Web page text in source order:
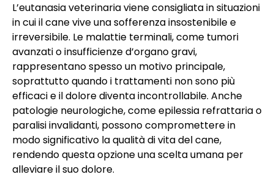
L’eutanasia veterinaria viene consigliata in situazioni
in cui il cane vive una sofferenza insostenibile e
irreversibile. Le malattie terminali, come tumori
avanzati o insufficienze d’organo gravi,
rappresentano spesso un motivo principale,
soprattutto quando i trattamenti non sono più
efficaci e il dolore diventa incontrollabile. Anche
patologie neurologiche, come epilessia refrattaria o
paralisi invalidanti, possono compromettere in
modo significativo la qualità di vita del cane,
rendendo questa opzione una scelta umana per
alleviare il suo dolore.